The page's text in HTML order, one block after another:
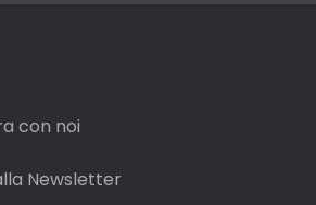
con noi
Newsletter